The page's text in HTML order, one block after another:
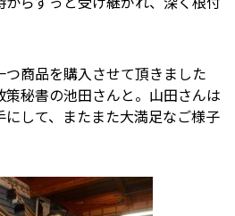
商品を購入させて頂きました
秘書の池田さんと。山田さんは
して、またまた大満足なご様子